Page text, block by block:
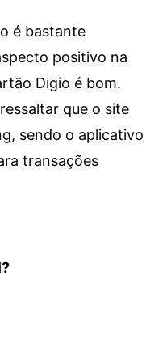
é bastante
positivo na
Digio é bom.
que o site
sendo o aplicativo
transações